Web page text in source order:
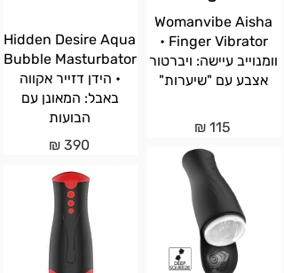
Womanvibe Aisha
Finger Vibrator •
וומנוייב עיישה: ויברטור
אצבע עם "שיערות"
115 ₪
Hidden Desire Aqua
Bubble Masturbator
• הידן דזייר אקווה
באבל: המאונן עם
הבועות
390 ₪